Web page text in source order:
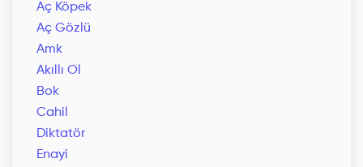
Aç Köpek
Aç Gözlü
Amk
Akıllı Ol
Bok
Cahil
Diktatör
Enayi